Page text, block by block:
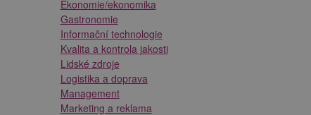
Ekonomie/ekonomika
Gastronomie
Informační technologie
Kvalita a kontrola jakosti
Lidské zdroje
Logistika a doprava
Management
Marketing a reklama